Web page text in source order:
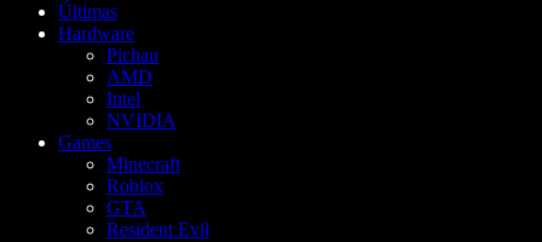
Últimas
Hardware
Pichau
AMD
Intel
NVIDIA
Games
Minecraft
Roblox
GTA
Resident Evil